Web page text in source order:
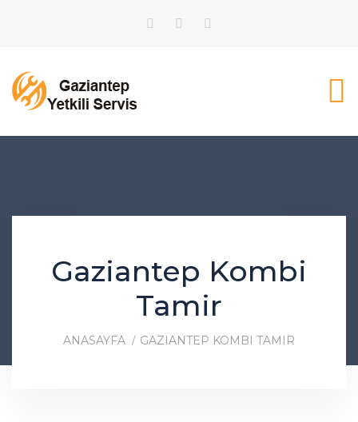
Gaziantep Kombi
Tamir
ANASAYFA GAZIANTEP KOMBI TAMIR